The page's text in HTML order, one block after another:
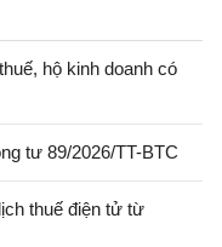
hộ kinh doanh có
tư 89/2026/TT-BTC
thuế điện tử từ